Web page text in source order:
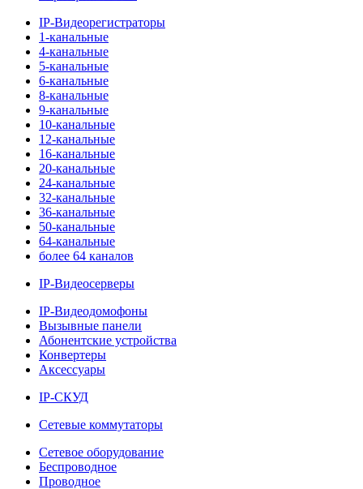
IP-Видеорегистраторы
1-канальные
4-канальные
5-канальные
6-канальные
8-канальные
9-канальные
10-канальные
12-канальные
16-канальные
20-канальные
24-канальные
32-канальные
36-канальные
50-канальные
64-канальные
более 64 каналов
IP-Видеосерверы
IP-Видеодомофоны
Вызывные панели
Абонентские устройства
Конвертеры
Аксессуары
IP-СКУД
Сетевые коммутаторы
Сетевое оборудование
Беспроводное
Проводное